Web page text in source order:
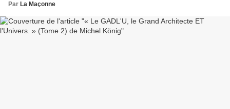
Par La Maçonne